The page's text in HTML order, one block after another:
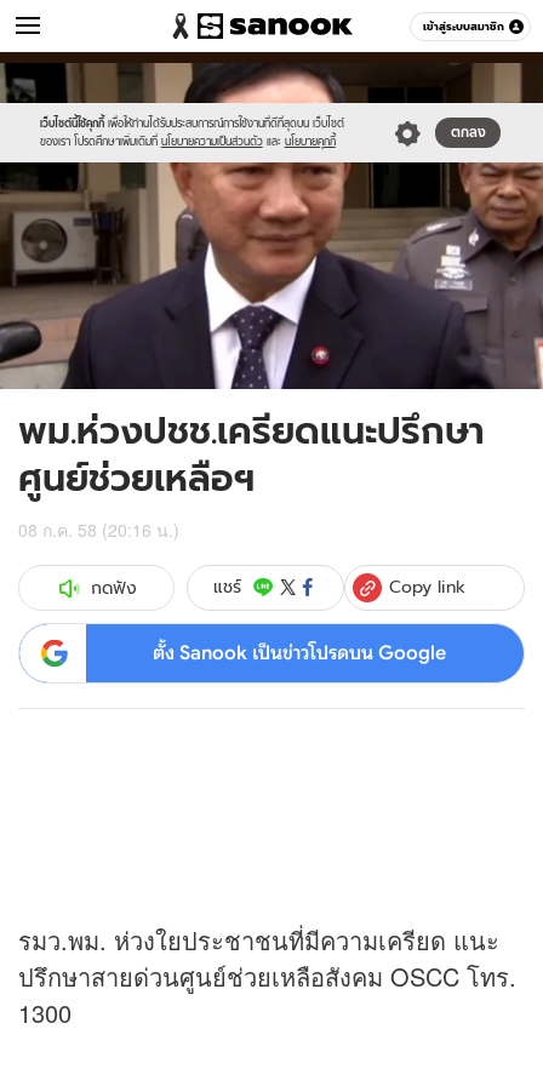
เข้าสู่ระบบสมาชิก
ข่าว หมวดอื่นๆ
เว็บไซต์นี้ใช้คุกกี้ เพื่อให้ท่านได้รับประสบการณ์การใช้งานที่ดีที่สุดบน เว็บไซต์
ของเรา โปรดศึกษาเพิ่มเติมที่ นโยบายความเป็นส่วนตัว และ นโยบายคุกกี้
ตกลง
Sanook
//s.isanook.com/sr/0/images/logo-
new-
sanook.png
600
60
//s.isanook.com/ns/0/ud/365/1826363/630559-
01.jpg
พม.ห่วงปชช.เครียดแนะปรึกษา
ศูนย์ช่วยเหลือฯ
08 ก.ค. 58 (20:16 น.)
กดฟัง แชร์ Copy link
ตั้ง Sanook เป็นข่าวโปรดบน Google
รมว.พม. ห่วงใยประชาชนที่มีความเครียด แนะ
ปรึกษาสายด่วนศูนย์ช่วยเหลือสังคม OSCC โทร.
1300